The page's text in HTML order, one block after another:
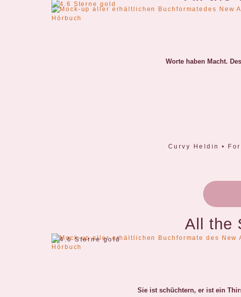
Worte haben Macht.
Curvy Heldin •
All the
Sie ist schüchtern, er ist ein